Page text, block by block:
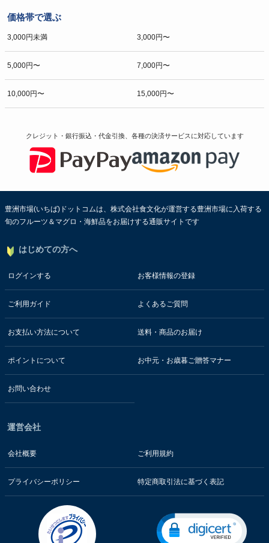
価格帯で選ぶ
3,000円未満 3,000円〜
5,000円〜 7,000円〜
10,000円〜 15,000円〜
クレジット・銀行振込・代金引換、各種の決済サービスに対応しています
豊洲市場(いちば)ドットコムは、株式会社食文化が運営する豊洲市場に入荷する
旬のフルーツ＆マグロ・海鮮品をお届けする通販サイトです
はじめての方へ
ログインする お客様情報の登録
ご利用ガイド よくあるご質問
お支払い方法について 送料・商品のお届け
ポイントについて お中元・お歳暮ご贈答マナー
お問い合わせ
運営会社
会社概要 ご利用規約
プライバシーポリシー 特定商取引法に基づく表記